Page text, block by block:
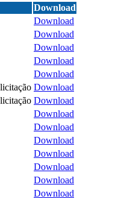
Download
Download
Download
Download
Download
Download
Download
Download
Download
Download
Download
Download
Download
Download
Download